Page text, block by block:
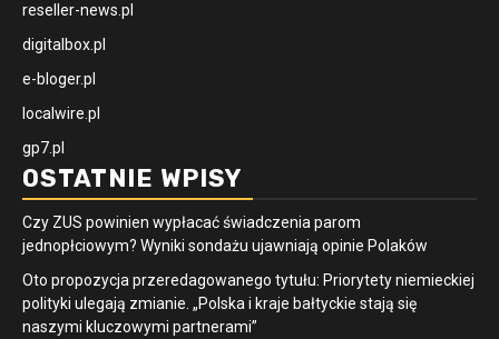
reseller-news.pl
digitalbox.pl
e-bloger.pl
localwire.pl
gp7.pl
OSTATNIE WPISY
Czy ZUS powinien wypłacać świadczenia parom
jednopłciowym? Wyniki sondażu ujawniają opinie Polaków
Oto propozycja przeredagowanego tytułu: Priorytety niemieckiej
polityki ulegają zmianie. „Polska i kraje bałtyckie stają się
naszymi kluczowymi partnerami”